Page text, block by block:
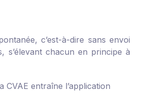
c’est-à-dire sans envoi
s’élevant chacun en principe à
entraîne l’application